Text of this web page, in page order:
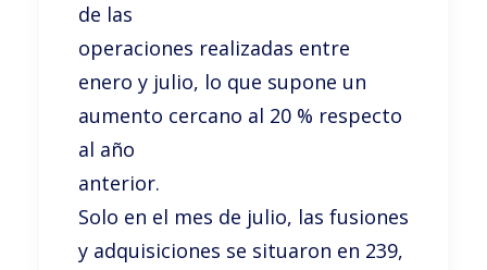
de las
operaciones realizadas entre
enero y julio, lo que supone un
aumento cercano al 20 % respecto
al año
anterior.
Solo en el mes de julio, las fusiones
y adquisiciones se situaron en 239,